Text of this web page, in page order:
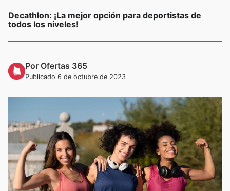
Decathlon: ¡La mejor opción para deportistas de
todos los niveles!
Por Ofertas 365
Publicado 6 de octubre de 2023